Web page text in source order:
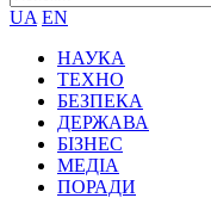
UA EN
НАУКА
ТЕХНО
БЕЗПЕКА
ДЕРЖАВА
БІЗНЕС
МЕДІА
ПОРАДИ